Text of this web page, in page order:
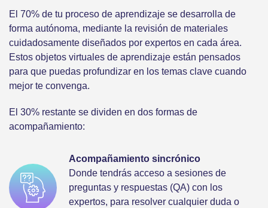
El 70% de tu proceso de aprendizaje se desarrolla de
forma autónoma, mediante la revisión de materiales
cuidadosamente diseñados por expertos en cada área.
Estos objetos virtuales de aprendizaje están pensados
para que puedas profundizar en los temas clave cuando
mejor te convenga.
El 30% restante se dividen en dos formas de
acompañamiento:
Acompañamiento sincrónico
Donde tendrás acceso a sesiones de
preguntas y respuestas (QA) con los
expertos, para resolver cualquier duda o